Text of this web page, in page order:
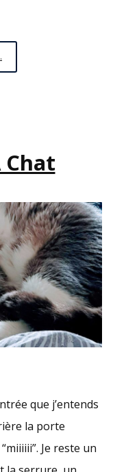
Chat
que j’entends
la porte
Je reste un